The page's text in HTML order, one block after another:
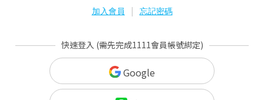
加入會員 | 忘記密碼
快速登入 (需先完成1111會員帳號綁定)
Google